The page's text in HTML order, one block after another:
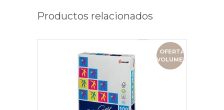
Productos relacionados
OFERTA
VOLUMEN